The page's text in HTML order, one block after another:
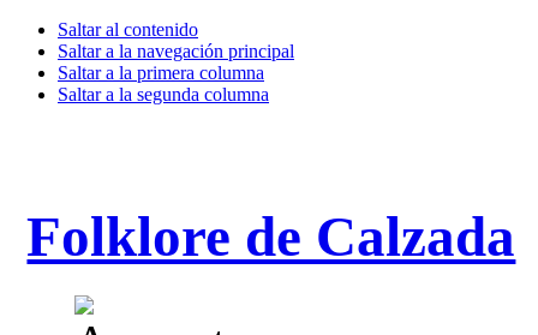
Saltar al contenido
Saltar a la navegación principal
Saltar a la primera columna
Saltar a la segunda columna
Folklore de Calzada